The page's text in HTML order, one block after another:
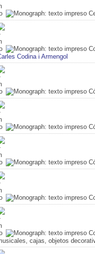
Codina i Armengol
cajas, objetos